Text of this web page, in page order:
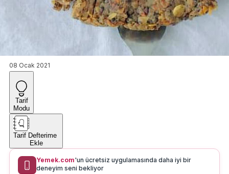
08 Ocak 2021
Tarif
Modu
Tarif Defterime
Ekle
Yemek.com'un ücretsiz uygulamasında daha iyi bir
deneyim seni bekliyor